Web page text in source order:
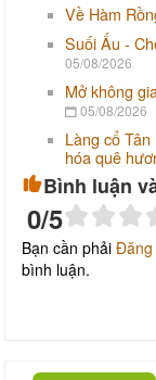
Về Hàm
Suối Ấu -
05/08/2026
Mở không
05/08/2026
Làng cổ
hóa quê
Bình luận
0/5
Bạn cần phải Đăng
bình luận.